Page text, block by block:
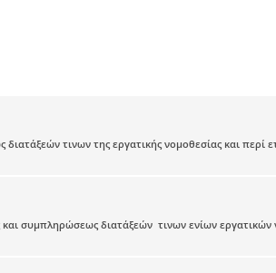
τινων της εργατικής νομοθεσίας και περί
συμπληρώσεως διατάξεών τινων ενίων